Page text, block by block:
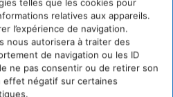
telles que les cookies pour
relatives aux appareils.
l’expérience de navigation.
nous autorisera à traiter des
de navigation ou les ID
ne pas consentir ou de retirer son
négatif sur certaines